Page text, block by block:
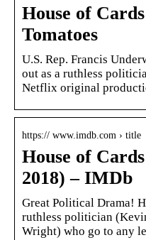
House of
Tomatoes
U.S. Rep. Francis
out as a ruthless
Netflix original
https:// www.imdb.com › title
House of
2018) – IMDb
Great Political Drama!
ruthless politician
Wright) who go to any